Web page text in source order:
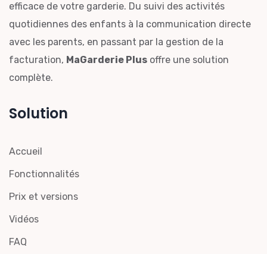
efficace de votre garderie. Du suivi des activités
quotidiennes des enfants à la communication directe
avec les parents, en passant par la gestion de la
facturation, MaGarderie Plus offre une solution
complète.
Solution
Accueil
Fonctionnalités
Prix et versions
Vidéos
FAQ